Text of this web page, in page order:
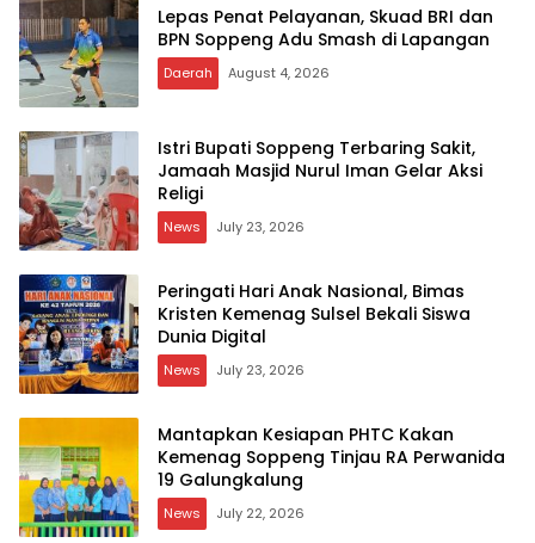
Lepas Penat Pelayanan, Skuad BRI dan
BPN Soppeng Adu Smash di Lapangan
Daerah August 4, 2026
Istri Bupati Soppeng Terbaring Sakit,
Jamaah Masjid Nurul Iman Gelar Aksi
Religi
News July 23, 2026
Peringati Hari Anak Nasional, Bimas
Kristen Kemenag Sulsel Bekali Siswa
Dunia Digital
News July 23, 2026
Mantapkan Kesiapan PHTC Kakan
Kemenag Soppeng Tinjau RA Perwanida
19 Galungkalung
News July 22, 2026